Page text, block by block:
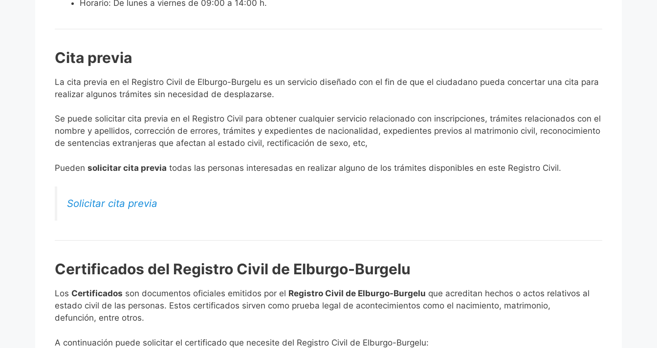
Horario: De lunes a viernes de 09:00 a 14:00 h.
Cita previa
​​​​​​​​​​​​​​​​​​​​​​​​​​​​La cita previa en el Registro Civil de Elburgo-Burgelu es un servicio diseñado con el fin de que el ciudadano pueda concertar una cita para
realizar algunos trámites sin necesidad de desplazarse.​
Se puede solicitar cita previa en el Registro Civil para obtener cualquier servicio relacionado con inscripciones, trámites relacionados con el
nombre y apellidos, corrección de errores, trámites y expedientes de nacionalidad, expedientes previos al matrimonio civil, reconocimiento
de sentencias extranjeras que afectan al estado civil, rectificación de sexo, etc,
​Pueden solicitar cita previa todas las personas interesadas en realizar alguno de los trámites disponibles en este Registro Civil.​
Solicitar cita previa
Certificados del Registro Civil de Elburgo-Burgelu
Los Certificados son documentos oficiales emitidos por el Registro Civil de Elburgo-Burgelu que acreditan hechos o actos relativos al
estado civil de las personas. Estos certificados sirven como prueba legal de acontecimientos como el nacimiento, matrimonio,
defunción, entre otros.
A continuación puede solicitar el certificado que necesite del Registro Civil de Elburgo-Burgelu: